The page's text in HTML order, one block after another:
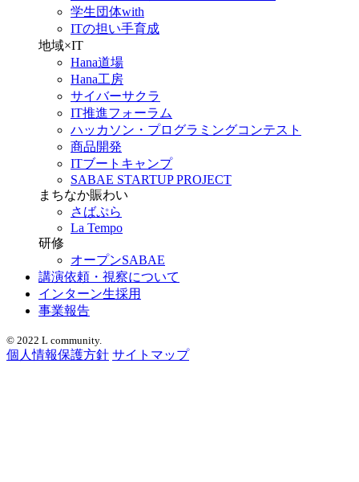
学生団体with
ITの担い手育成
地域×IT
Hana道場
Hana工房
サイバーサクラ
IT推進フォーラム
ハッカソン・プログラミングコンテスト
商品開発
ITブートキャンプ
SABAE STARTUP PROJECT
まちなか賑わい
さばぷら
La Tempo
研修
オープンSABAE
講演依頼・視察について
インターン生採用
事業報告
© 2022 L community.
個人情報保護方針 サイトマップ